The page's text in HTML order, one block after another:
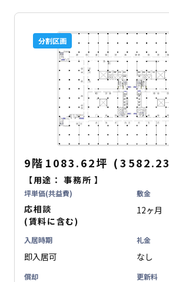
分割区画
9階 1083.62坪 ( 3582.23
【用途：事務所 】
坪単価(共益費)
応相談
(賃料に含む)
敷金
12ヶ月
入居時期
即入居可
礼金
なし
償却 更新料